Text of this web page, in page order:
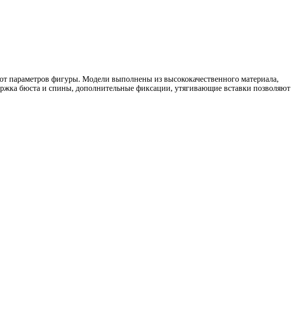
параметров фигуры. Модели выполнены из высококачественного материала,
бюста и спины, дополнительные фиксации, утягивающие вставки позволяют